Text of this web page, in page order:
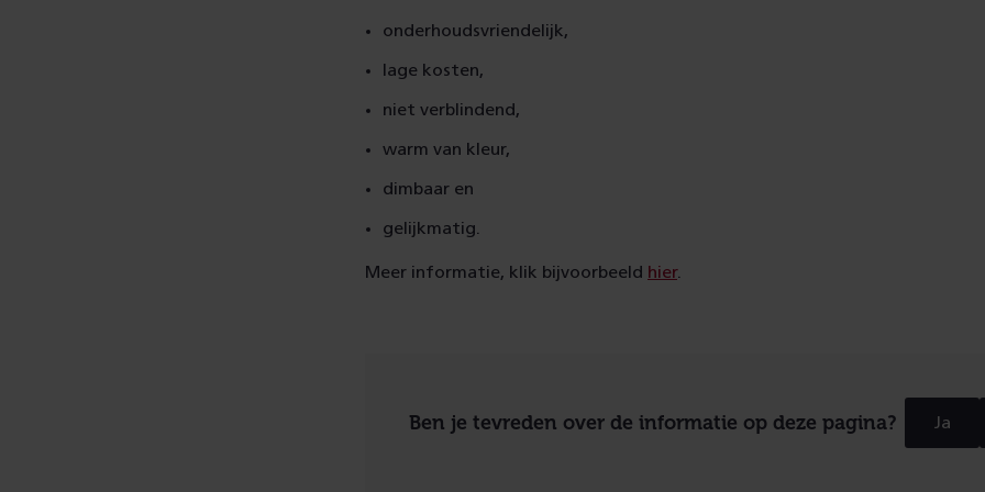
onderhoudsvriendelijk,
lage kosten,
niet verblindend,
warm van kleur,
dimbaar en
gelijkmatig.
Meer informatie, klik bijvoorbeeld hier.
Ben je tevreden over de informatie op deze pagina? Ja